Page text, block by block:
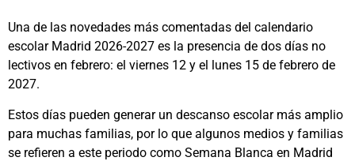
Una de las novedades más comentadas del calendario
escolar Madrid 2026-2027 es la presencia de dos días no
lectivos en febrero: el viernes 12 y el lunes 15 de febrero de
2027.
Estos días pueden generar un descanso escolar más amplio
para muchas familias, por lo que algunos medios y familias
se refieren a este periodo como Semana Blanca en Madrid